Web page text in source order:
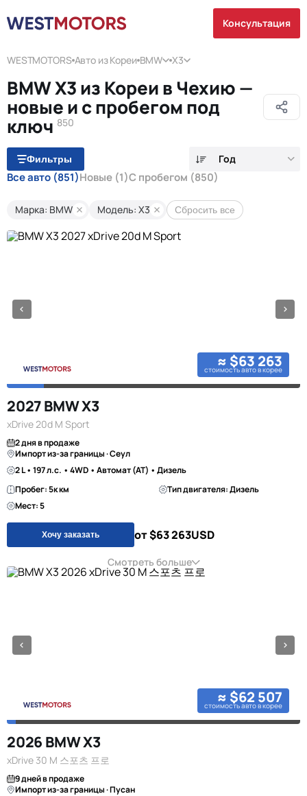
Консультация
WESTMOTORS Авто из Кореи BMW X3
BMW X3 из Кореи в Чехию —
новые и с пробегом под
ключ 850
Фильтры Год
Все авто (851)Новые (1)С пробегом (850)
Марка: BMW Модель: X3 Сбросить все
≈ $63 263
стоимость авто в корее
2027 BMW X3
xDrive 20d M Sport
2 дня в продаже
Импорт из-за границы · Сеул
2 L • 197 л.с. • 4WD • Автомат (AT) • Дизель
Пробег: 5к км
Тип двигателя: Дизель
Мест: 5
Хочу заказать от $63 263USD
Смотреть больше
≈ $62 507
стоимость авто в корее
2026 BMW X3
xDrive 30 M 스포츠 프로
9 дней в продаже
Импорт из-за границы · Пусан